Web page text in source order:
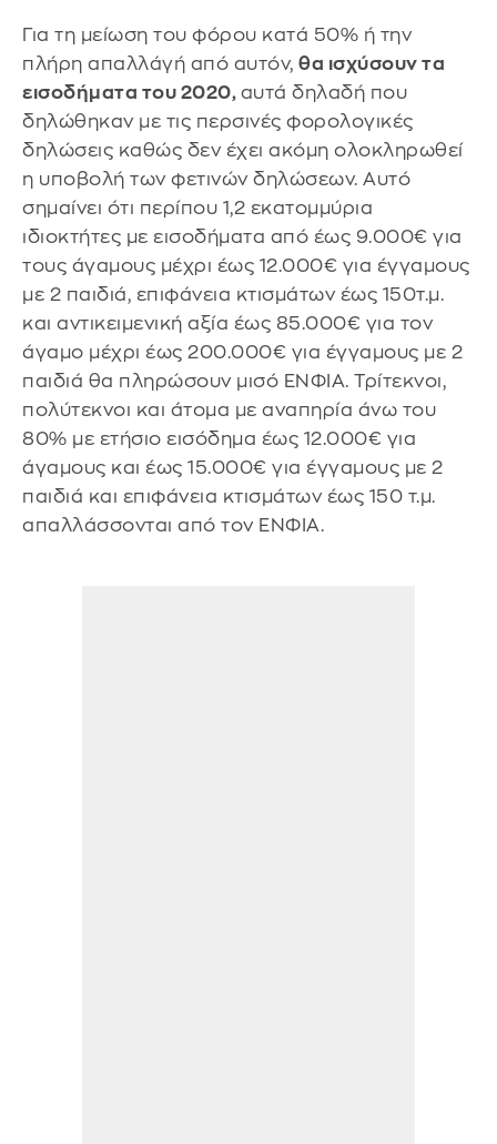
Για τη μείωση του φόρου κατά 50% ή την
πλήρη απαλλάγή από αυτόν, θα ισχύσουν τα
εισοδήματα του 2020, αυτά δηλαδή που
δηλώθηκαν με τις περσινές φορολογικές
δηλώσεις καθώς δεν έχει ακόμη ολοκληρωθεί
η υποβολή των φετινών δηλώσεων. Αυτό
σημαίνει ότι περίπου 1,2 εκατομμύρια
ιδιοκτήτες με εισοδήματα από έως 9.000€ για
τους άγαμους μέχρι έως 12.000€ για έγγαμους
με 2 παιδιά, επιφάνεια κτισμάτων έως 150τ.μ.
και αντικειμενική αξία έως 85.000€ για τον
άγαμο μέχρι έως 200.000€ για έγγαμους με 2
παιδιά θα πληρώσουν μισό ΕΝΦΙΑ. Τρίτεκνοι,
πολύτεκνοι και άτομα με αναπηρία άνω του
80% με ετήσιο εισόδημα έως 12.000€ για
άγαμους και έως 15.000€ για έγγαμους με 2
παιδιά και επιφάνεια κτισμάτων έως 150 τ.μ.
απαλλάσσονται από τον ΕΝΦΙΑ.